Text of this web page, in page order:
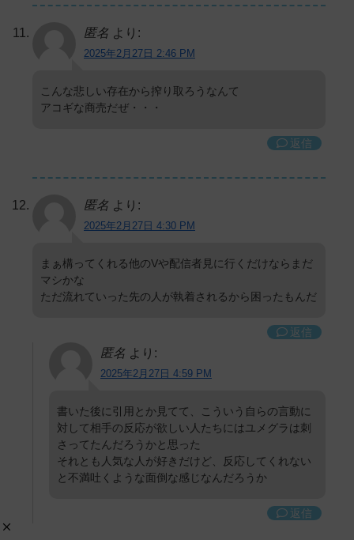
匿名 より:
2025年2月27日 2:46 PM
こんな悲しい存在から搾り取ろうなんて
アコギな商売だぜ・・・
返信
匿名 より:
2025年2月27日 4:30 PM
まぁ構ってくれる他のVや配信者見に行くだけならまだ
マシかな
ただ流れていった先の人が執着されるから困ったもんだ
返信
匿名 より:
2025年2月27日 4:59 PM
書いた後に引用とか見てて、こういう自らの言動に
対して相手の反応が欲しい人たちにはユメグラは刺
さってたんだろうかと思った
それとも人気な人が好きだけど、反応してくれない
と不満吐くような面倒な感じなんだろうか
返信